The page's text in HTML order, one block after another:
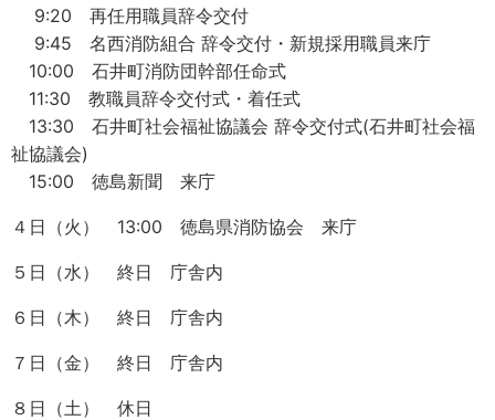
9:20 再任用職員辞令交付
9:45 名西消防組合 辞令交付・新規採用職員来庁
10:00 石井町消防団幹部任命式
11:30 教職員辞令交付式・着任式
13:30 石井町社会福祉協議会 辞令交付式(石井町社会福
祉協議会)
15:00 徳島新聞 来庁
４日（火） 13:00 徳島県消防協会 来庁
５日（水） 終日 庁舎内
６日（木） 終日 庁舎内
７日（金） 終日 庁舎内
８日（土） 休日